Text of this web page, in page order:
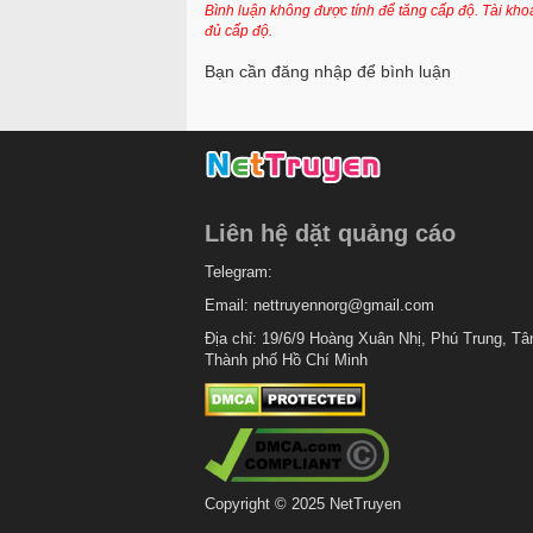
Chapter 428
Chapter 426
Chapter 424
Chapter 422
Chapter 421
Chapter 419
Chapter 418
Chapter 417
Chapter 416
Chapter 415
Bình luận không được tính để tăng cấp độ. Tài
đủ cấp độ.
Bạn cần đăng nhập để bình luận
Liên hệ dặt quảng cáo
Telegram:
Email: nettruyennorg@gmail.com
Địa chỉ: 19/6/9 Hoàng Xuân Nhị, Phú Trung,
Thành phố Hồ Chí Minh
Copyright © 2025 NetTruyen